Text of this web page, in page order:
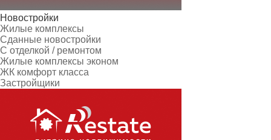
Новостройки
Жилые комплексы
Сданные новостройки
С отделкой / ремонтом
Жилые комплексы эконом
ЖК комфорт класса
Застройщики